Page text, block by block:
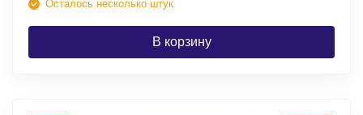
Осталось несколько штук
В корзину